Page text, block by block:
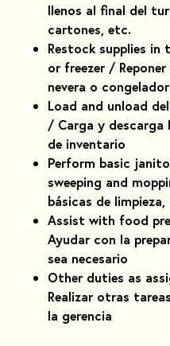
llenos al final del
cartones, etc.
Restock supplies in
or freezer /
nevera o congelador
Load and unload
/ Carga y descarga
de inventario
Perform basic
sweeping and
básicas de
Assist with food
Ayudar con la
sea necesario
Other duties as
Realizar otras
la gerencia